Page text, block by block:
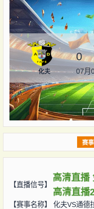
播
播
化夫
0
07月
赛
【直播信号】
高清直播
高清直播2
【赛事名称】 化夫VS通德